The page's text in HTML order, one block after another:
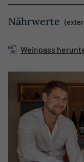
Nährwerte
Weinpass